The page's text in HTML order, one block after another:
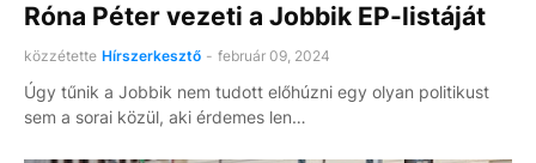
Róna Péter vezeti a Jobbik EP-listáját
közzétette Hírszerkesztő - február 09, 2024
Úgy tűnik a Jobbik nem tudott előhúzni egy olyan politikust
sem a sorai közül, aki érdemes len…